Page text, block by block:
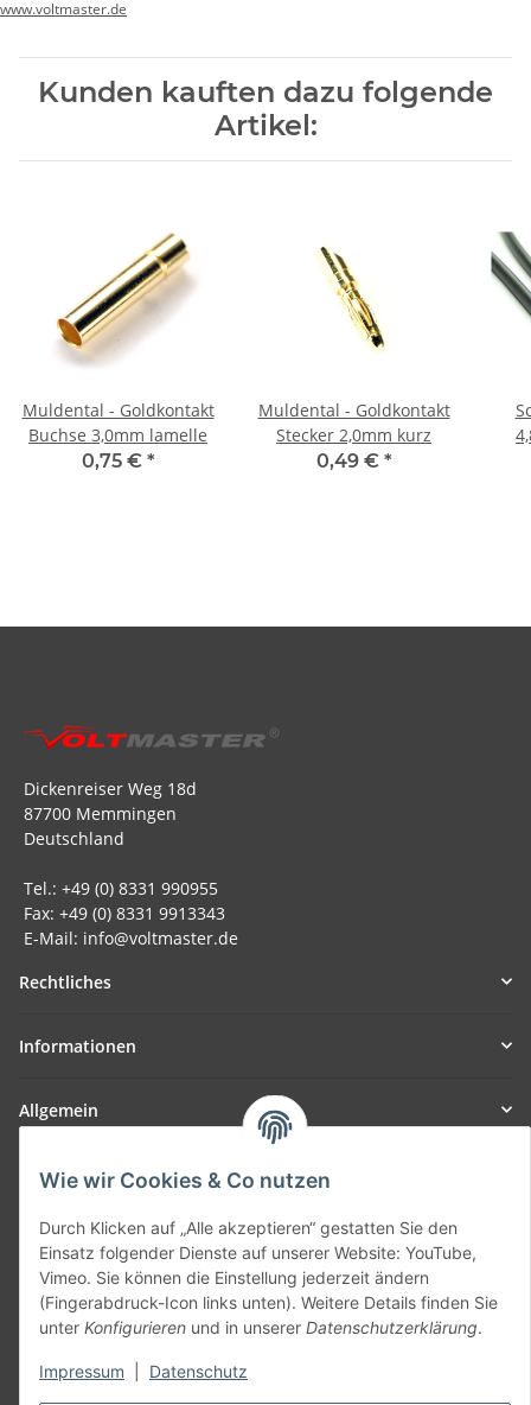
Wie wir Cookies & Co nutzen
Durch Klicken auf „Alle akzeptieren“ gestatten Sie den
Einsatz folgender Dienste auf unserer Website: YouTube,
Vimeo. Sie können die Einstellung jederzeit ändern
(Fingerabdruck-Icon links unten). Weitere Details finden Sie
unter Konfigurieren und in unserer Datenschutzerklärung.
Impressum Datenschutz
www.voltmaster.de
Kunden kauften dazu folgende
Artikel:
Muldental - Goldkontakt
Buchse 3,0mm lamelle
0,75 € *
Muldental - Goldkontakt
Stecker 2,0mm kurz
0,49 € *
Dickenreiser Weg 18d
87700 Memmingen
Deutschland
Tel.: +49 (0) 8331 990955
Fax: +49 (0) 8331 9913343
E-Mail: info@voltmaster.de
Rechtliches
Informationen
Allgemein
Teil unseres Netzwerks:
Vertrag widerrufen